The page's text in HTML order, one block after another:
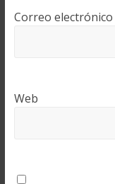
Correo electrónico
Web